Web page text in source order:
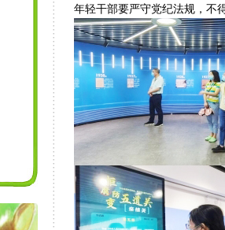
年轻干部要严守党纪法规，不